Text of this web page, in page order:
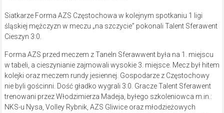
Siatkarze Forma AZS Częstochowa w kolejnym spotkaniu 1 ligi
śląskiej mężczyzn w meczu „na szczycie” pokonali Talent Sferawent
Cieszyn 3:0.
Forma AZS przed meczem z Taneln Sferawwent była na 1. miejscu
w tabeli, a cieszynianie zajmowali wysokie 3. miejsce. Mecz był hitem
kolejki oraz meczem rundy jesiennej. Gospodarze z Częstochowy
nie byli gościnni. Dość gładko wygrali 3:0. Gracze Talent Sferawent
trenowani przez Włodzimierza Madeja, byłego szkoleniowca m.in.:
NKS-u Nysa, Volley Rybnik, AZS Gliwice oraz młodzieżowych